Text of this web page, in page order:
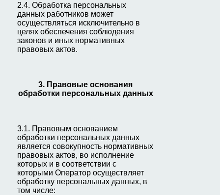
2.4. Обработка персональных
данных работников может
осуществляться исключительно в
целях обеспечения соблюдения
законов и иных нормативных
правовых актов.
3. Правовые основания
обработки персональных данных
3.1. Правовым основанием
обработки персональных данных
является совокупность нормативных
правовых актов, во исполнение
которых и в соответствии с
которыми Оператор осуществляет
обработку персональных данных, в
том числе: